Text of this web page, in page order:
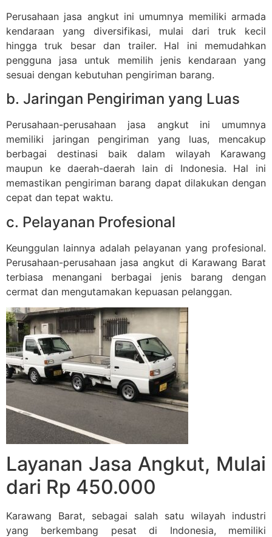
Perusahaan jasa angkut ini umumnya memiliki armada
kendaraan yang diversifikasi, mulai dari truk kecil
hingga truk besar dan trailer. Hal ini memudahkan
pengguna jasa untuk memilih jenis kendaraan yang
sesuai dengan kebutuhan pengiriman barang.
b. Jaringan Pengiriman yang Luas
Perusahaan-perusahaan jasa angkut ini umumnya
memiliki jaringan pengiriman yang luas, mencakup
berbagai destinasi baik dalam wilayah Karawang
maupun ke daerah-daerah lain di Indonesia. Hal ini
memastikan pengiriman barang dapat dilakukan dengan
cepat dan tepat waktu.
c. Pelayanan Profesional
Keunggulan lainnya adalah pelayanan yang profesional.
Perusahaan-perusahaan jasa angkut di Karawang Barat
terbiasa menangani berbagai jenis barang dengan
cermat dan mengutamakan kepuasan pelanggan.
Layanan Jasa Angkut, Mulai
dari Rp 450.000
Karawang Barat, sebagai salah satu wilayah industri
yang berkembang pesat di Indonesia, memiliki